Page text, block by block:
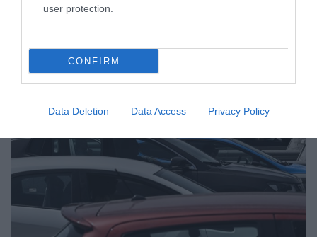
user protection.
CONFIRM
Data Deletion Data Access Privacy Policy
Το ΙΧ ξαφνικά εξετράπη της πορείας του